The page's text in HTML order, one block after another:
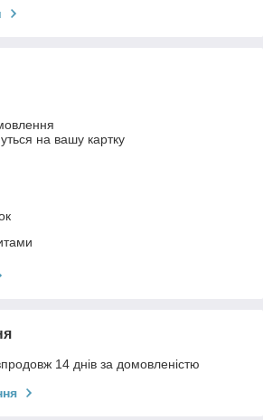
на вашу картку
14 днів за домовленістю